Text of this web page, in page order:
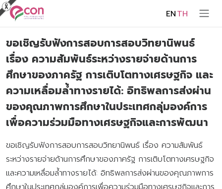
ENTH
ขอเชิญรับฟังการสอบการสอบวิทยานิพนธ์
เรื่อง ความสัมพันธ์ระหว่างรายจ่ายด้านการ
ศึกษาของภาครัฐ การเติบโตทางเศรษฐกิจ และ
ความเหลื่อมล้ำทางรายได้: อิทธิพลการส่งผ่าน
ของคุณภาพการศึกษาในประเทศกลุ่มองค์การ
เพื่อความร่วมมือทางเศรษฐกิจและการพัฒนา
ขอเชิญรับฟังการสอบการสอบวิทยานิพนธ์ เรื่อง ความสัมพันธ์
ระหว่างรายจ่ายด้านการศึกษาของภาครัฐ การเติบโตทางเศรษฐกิจ
และความเหลื่อมล้ำทางรายได้: อิทธิพลการส่งผ่านของคุณภาพการ